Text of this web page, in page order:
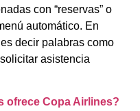
con “reservas” o
automático. En
decir palabras como
solicitar asistencia
ofrece Copa Airlines?